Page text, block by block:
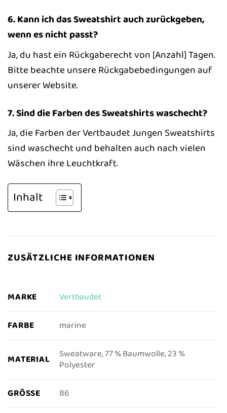
6. Kann ich das Sweatshirt auch zurückgeben,
wenn es nicht passt?
Ja, du hast ein Rückgaberecht von [Anzahl] Tagen.
Bitte beachte unsere Rückgabebedingungen auf
unserer Website.
7. Sind die Farben des Sweatshirts waschecht?
Ja, die Farben der Vertbaudet Jungen Sweatshirts
sind waschecht und behalten auch nach vielen
Wäschen ihre Leuchtkraft.
Inhalt
ZUSÄTZLICHE INFORMATIONEN
MARKE Vertbaudet
FARBE marine
MATERIAL
Sweatware, 77 % Baumwolle, 23 %
Polyester
GRÖSSE 86